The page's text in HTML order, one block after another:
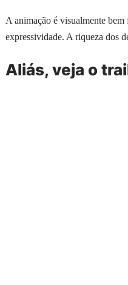
A animação é visualmente
expressividade. A riqueza dos
Aliás, veja o